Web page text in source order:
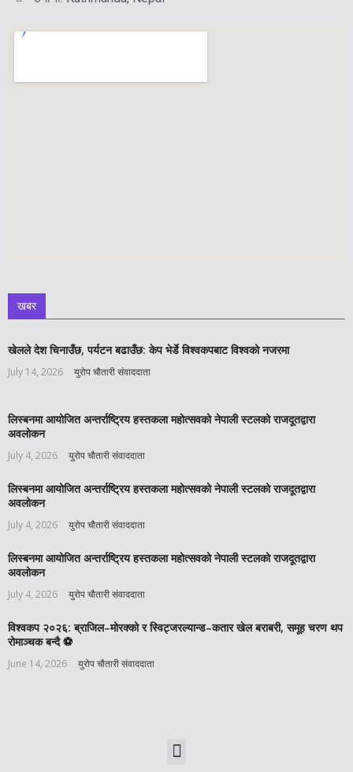
खबर
खेलले देश चिनाउँछ, पर्यटन बढाउँछ: केप भेर्डे विश्वकपबाट विश्वको नजरमा
July 14, 2026 युरोप चौतारी संवाददाता
लिस्बनमा आयोजित अन्तर्राष्ट्रिय हस्तकला महोत्सवको नेपाली स्टलको राजदूतद्वारा
अवलोकन
July 4, 2026 युरोप चौतारी संवाददाता
लिस्बनमा आयोजित अन्तर्राष्ट्रिय हस्तकला महोत्सवको नेपाली स्टलको राजदूतद्वारा
अवलोकन
July 4, 2026 युरोप चौतारी संवाददाता
लिस्बनमा आयोजित अन्तर्राष्ट्रिय हस्तकला महोत्सवको नेपाली स्टलको राजदूतद्वारा
अवलोकन
July 4, 2026 युरोप चौतारी संवाददाता
विश्वकप २०२६: ब्राजिल–मोरक्को र स्विट्जरल्यान्ड–कतार खेल बराबरी, समूह चरण थप
रोमाञ्चक बन्दै ⚽️
June 14, 2026 युरोप चौतारी संवाददाता